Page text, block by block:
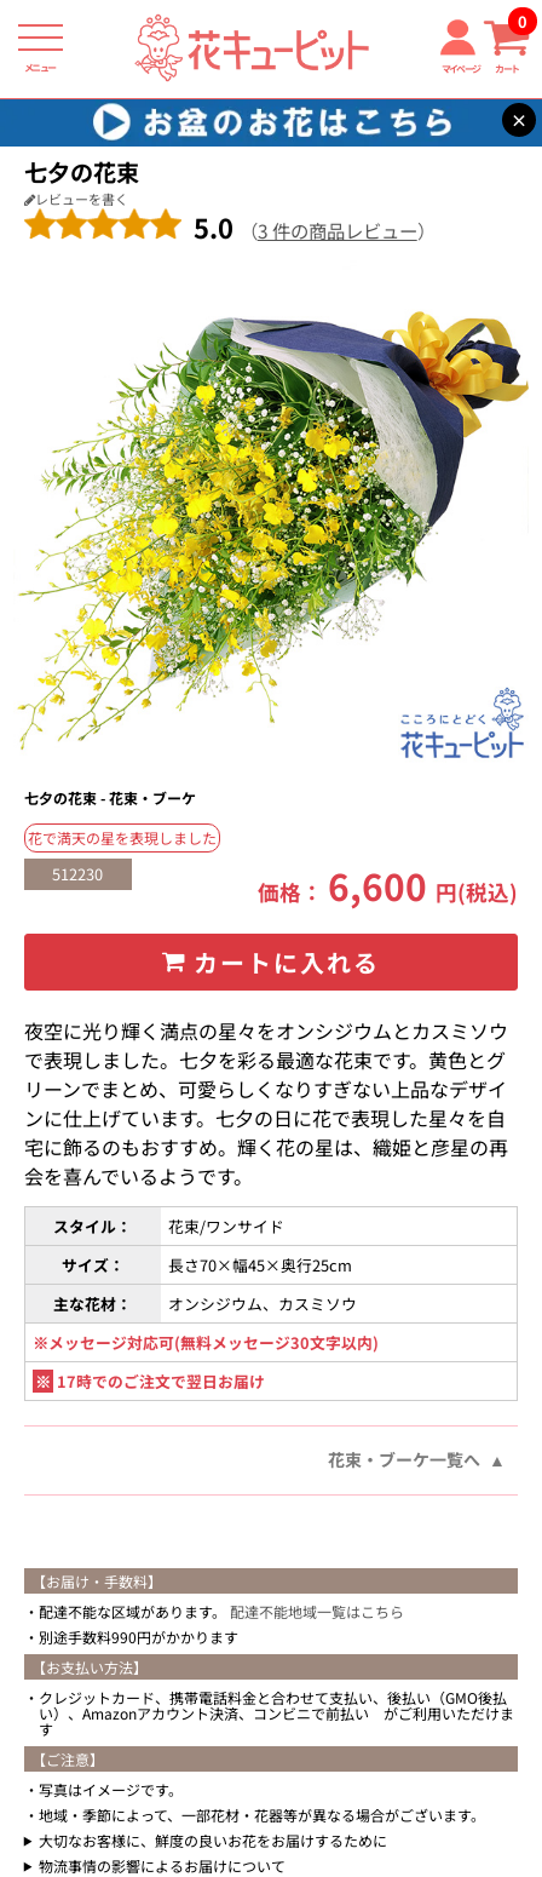
メニュー マイページ カート
0
×
花キューピット 花束・ブーケ 【花束・ブーケ】七夕の花束
七夕の花束
レビューを書く
5.0 （3 件の商品レビュー）
七夕の花束 - 花束・ブーケ
花で満天の星を表現しました
512230
価格： 6,600 円(税込)
カートに入れる
夜空に光り輝く満点の星々をオンシジウムとカスミソウ
で表現しました。七夕を彩る最適な花束です。黄色とグ
リーンでまとめ、可愛らしくなりすぎない上品なデザイ
ンに仕上げています。七夕の日に花で表現した星々を自
宅に飾るのもおすすめ。輝く花の星は、織姫と彦星の再
会を喜んでいるようです。
スタイル：
花束/ワンサイド
サイズ：
長さ70×幅45×奥行25cm
主な花材：
オンシジウム、カスミソウ
※メッセージ対応可(無料メッセージ30文字以内)
※ 17時でのご注文で翌日お届け
花束・ブーケ一覧へ
【お届け・手数料】
配達不能な区域があります。 配達不能地域一覧はこちら
別途手数料990円がかかります
【お支払い方法】
クレジットカード、携帯電話料金と合わせて支払い、後払い（GMO後払
い）、Amazonアカウント決済、コンビニで前払い がご利用いただけま
す
【ご注意】
写真はイメージです。
地域・季節によって、一部花材・花器等が異なる場合がございます。
大切なお客様に、鮮度の良いお花をお届けするために
物流事情の影響によるお届けについて